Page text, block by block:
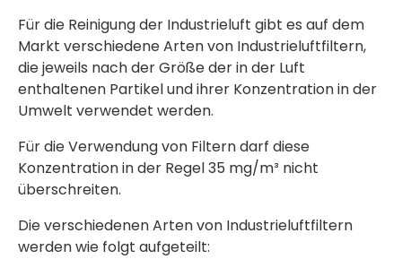
Für die Reinigung der Industrieluft gibt es auf dem
Markt verschiedene Arten von Industrieluftfiltern,
die jeweils nach der Größe der in der Luft
enthaltenen Partikel und ihrer Konzentration in der
Umwelt verwendet werden.
Für die Verwendung von Filtern darf diese
Konzentration in der Regel 35 mg/m³ nicht
überschreiten.
Die verschiedenen Arten von Industrieluftfiltern
werden wie folgt aufgeteilt: